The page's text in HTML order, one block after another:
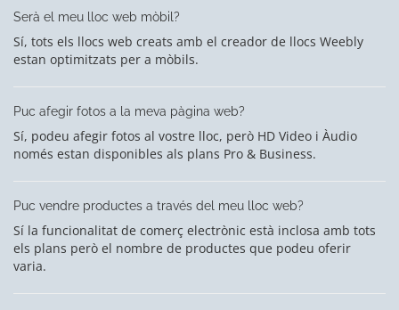
Serà el meu lloc web mòbil?
Sí, tots els llocs web creats amb el creador de llocs Weebly
estan optimitzats per a mòbils.
Puc afegir fotos a la meva pàgina web?
Sí, podeu afegir fotos al vostre lloc, però HD Video i Àudio
només estan disponibles als plans Pro & Business.
Puc vendre productes a través del meu lloc web?
Sí la funcionalitat de comerç electrònic està inclosa amb tots
els plans però el nombre de productes que podeu oferir
varia.